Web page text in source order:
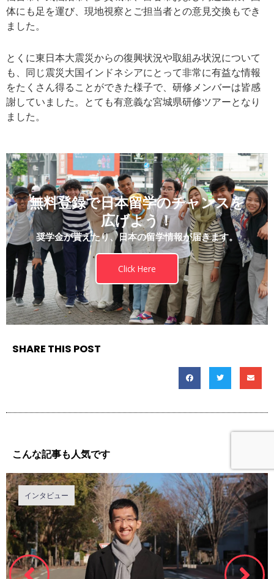
体にも足を運び、現地視察とご担当者との意見交換もでき
ました。
とくに東日本大震災からの復興状況や取組み状況について
も、同じ震災大国インドネシアにとって非常に有益な情報
をたくさん得ることができた様子で、研修メンバーは皆感
謝していました。とても有意義な宮城県研修ツアーとなり
ました。
無料登録で日本留学のチャンスを
広げよう！
奨学金が貰えたり、日本の留学情報が届きます。
Click Here
SHARE THIS POST
こんな記事も人気です
インタビュー